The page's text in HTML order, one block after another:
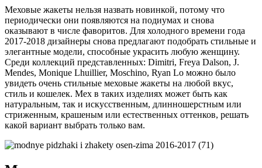
Меховые жакеты нельзя назвать новинкой, потому что
периодически они появляются на подиумах и снова
оказывают в числе фаворитов. Для холодного времени года
2017-2018 дизайнеры снова предлагают подобрать стильные и
элегантные модели, способные украсить любую женщину.
Среди коллекций представленных: Dimitri, Freya Dalson, J.
Mendes, Monique Lhuillier, Moschino, Ryan Lo можно было
увидеть очень стильные меховые жакеты на любой вкус,
стиль и кошелек. Мех в таких изделиях может быть как
натуральным, так и искусственным, длинношерстным или
стриженным, крашеным или естественных оттенков, решать
какой вариант выбрать только вам.